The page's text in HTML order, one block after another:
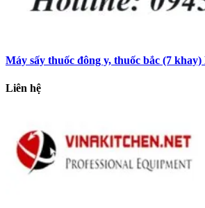
Máy sấy thuốc đông y, thuốc bắc (7 khay)
Liên hệ